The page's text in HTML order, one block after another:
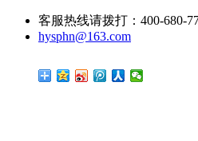
客服热线请拨打：400-680-
hysphn@163.com